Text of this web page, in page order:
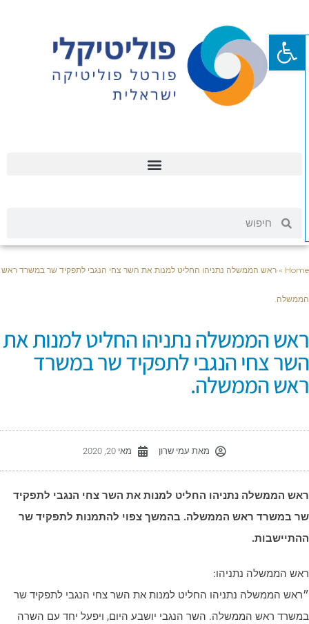
»ראש הממשלה נתניהו החליט למנות את השר צחי הנגבי לתפקיד שר במשרד ראש
הממשלה נתניהו החליט למנות את
צחי הנגבי לתפקיד שר במשרד
הממשלה.
מאתעמי שרון מאי 20, 2020
הממשלה נתניהו החליט למנות את השר צחי הנגבי לתפקיד
במשרד ראש הממשלה. בהמשך צפוי להתמנות לתפקיד שר
הממשלה נתניהו:
הממשלה נתניהו החליט למנות את השר צחי הנגבי לתפקיד שר
ראש הממשלה. השר הנגבי יושבע היום, ויפעל יחד עם השרה
פתח סרגל נגישות